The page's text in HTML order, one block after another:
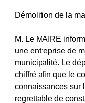
Démolition de la
M. Le MAIRE
une entreprise de
municipalité. Le
chiffré afin que le
connaissances sur
regrettable de